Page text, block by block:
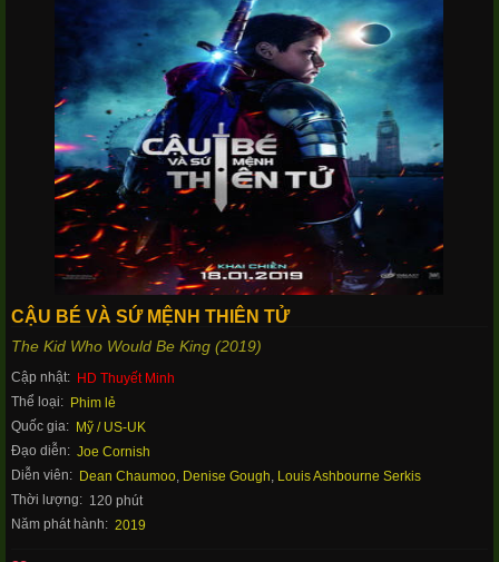
CẬU BÉ VÀ SỨ MỆNH THIÊN TỬ
The Kid Who Would Be King (2019)
Cập nhật: HD Thuyết Minh
Thể loại: Phim lẻ
Quốc gia: Mỹ / US-UK
Đạo diễn: Joe Cornish
Diễn viên: Dean Chaumoo, Denise Gough, Louis Ashbourne Serkis
Thời lượng: 120 phút
Năm phát hành: 2019